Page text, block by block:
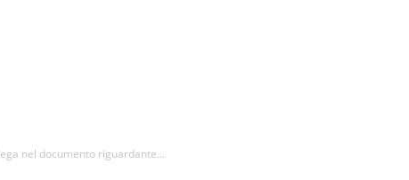
nel documento riguardante...